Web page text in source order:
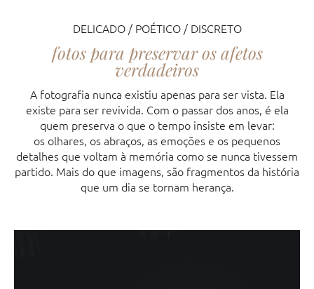
DELICADO / POÉTICO / DISCRETO
fotos para preservar os afetos
verdadeiros
A fotografia nunca existiu apenas para ser vista. Ela
existe para ser revivida. Com o passar dos anos, é ela
quem preserva o que o tempo insiste em levar:
os olhares, os abraços, as emoções e os pequenos
detalhes que voltam à memória como se nunca tivessem
partido. Mais do que imagens, são fragmentos da história
que um dia se tornam herança.